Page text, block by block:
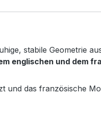
stabile Geometrie
englischen und dem
und das französische